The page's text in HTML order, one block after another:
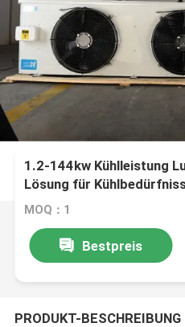
1.2-144kw Kühlleistung
Lösung für
MOQ：1
Bestpreis
PRODUKT-BESCHREIBUNG